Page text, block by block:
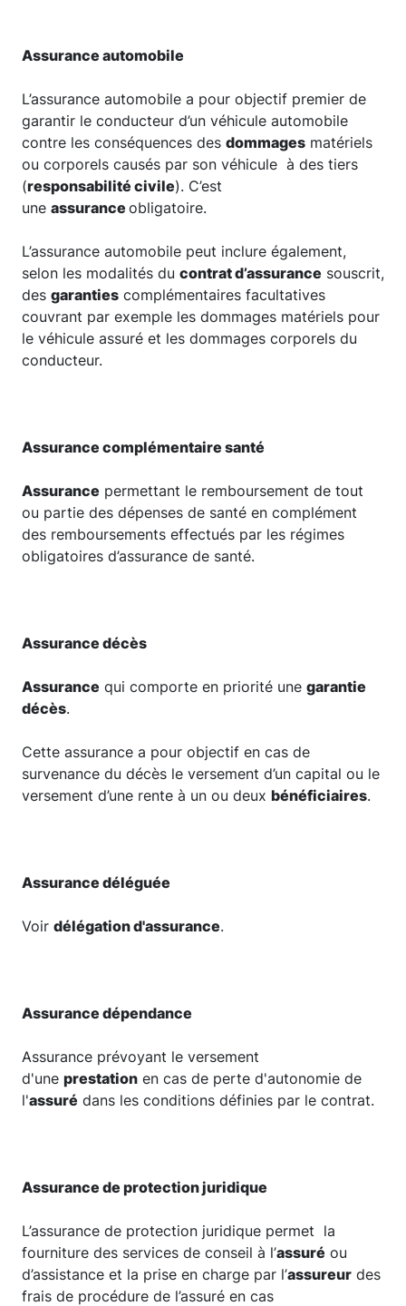
Assurance automobile
L’assurance automobile a pour objectif premier de
garantir le conducteur d’un véhicule automobile
contre les conséquences des dommages matériels
ou corporels causés par son véhicule à des tiers
(responsabilité civile). C’est
une assurance obligatoire.
L’assurance automobile peut inclure également,
selon les modalités du contrat d’assurance souscrit,
des garanties complémentaires facultatives
couvrant par exemple les dommages matériels pour
le véhicule assuré et les dommages corporels du
conducteur.
Assurance complémentaire santé
Assurance permettant le remboursement de tout
ou partie des dépenses de santé en complément
des remboursements effectués par les régimes
obligatoires d’assurance de santé.
Assurance décès
Assurance qui comporte en priorité une garantie
décès.
Cette assurance a pour objectif en cas de
survenance du décès le versement d’un capital ou le
versement d’une rente à un ou deux bénéficiaires.
Assurance déléguée
Voir délégation d'assurance.
Assurance dépendance
Assurance prévoyant le versement
d'une prestation en cas de perte d'autonomie de
l'assuré dans les conditions définies par le contrat.
Assurance de protection juridique
L’assurance de protection juridique permet la
fourniture des services de conseil à l’assuré ou
d’assistance et la prise en charge par l’assureur des
frais de procédure de l’assuré en cas